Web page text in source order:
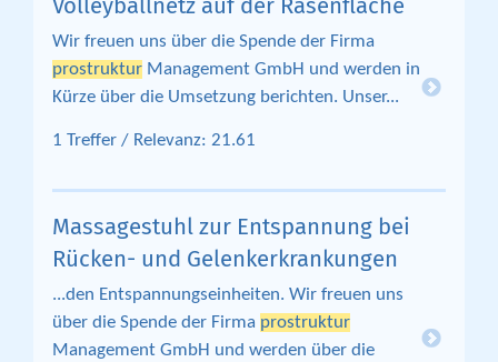
Volleyballnetz auf der Rasenfläche
Wir freuen uns über die Spende der Firma
prostruktur Management GmbH und werden in
Kürze über die Umsetzung berichten. Unser...
1 Treffer / Relevanz: 21.61
Massagestuhl zur Entspannung bei
Rücken- und Gelenkerkrankungen
...den Entspannungseinheiten. Wir freuen uns
über die Spende der Firma prostruktur
Management GmbH und werden über die